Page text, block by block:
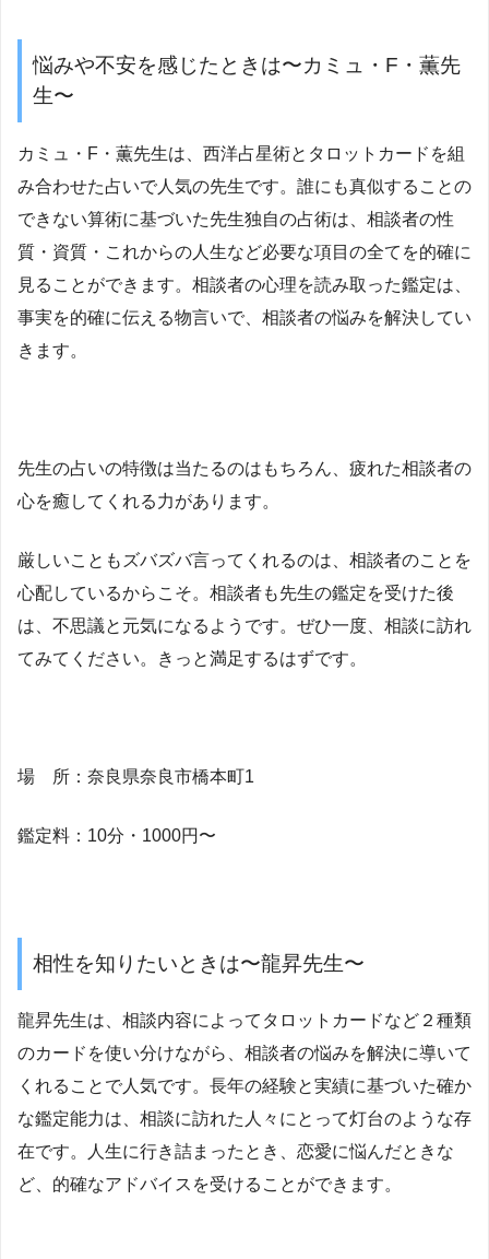
悩みや不安を感じたときは〜カミュ・F・薫先
生〜
カミュ・F・薫先生は、西洋占星術とタロットカードを組
み合わせた占いで人気の先生です。誰にも真似することの
できない算術に基づいた先生独自の占術は、相談者の性
質・資質・これからの人生など必要な項目の全てを的確に
見ることができます。相談者の心理を読み取った鑑定は、
事実を的確に伝える物言いで、相談者の悩みを解決してい
きます。
先生の占いの特徴は当たるのはもちろん、疲れた相談者の
心を癒してくれる力があります。
厳しいこともズバズバ言ってくれるのは、相談者のことを
心配しているからこそ。相談者も先生の鑑定を受けた後
は、不思議と元気になるようです。ぜひ一度、相談に訪れ
てみてください。きっと満足するはずです。
場 所：奈良県奈良市橋本町1
鑑定料：10分・1000円〜
相性を知りたいときは〜龍昇先生〜
龍昇先生は、相談内容によってタロットカードなど２種類
のカードを使い分けながら、相談者の悩みを解決に導いて
くれることで人気です。長年の経験と実績に基づいた確か
な鑑定能力は、相談に訪れた人々にとって灯台のような存
在です。人生に行き詰まったとき、恋愛に悩んだときな
ど、的確なアドバイスを受けることができます。